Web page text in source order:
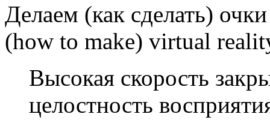
Делаем (как сделать)
(how to make) virtual
Высокая скорость
целостность